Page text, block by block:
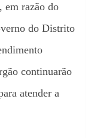
em razão do
do Distrito
continuarão
atender a